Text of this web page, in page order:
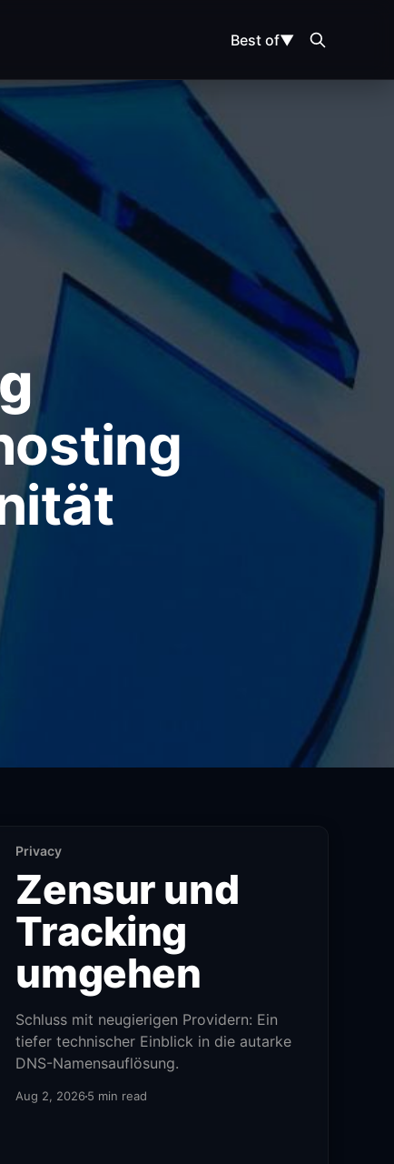
Best of▼
Privacy
Zensur und
Tracking
umgehen
Schluss mit neugierigen Providern: Ein
tiefer technischer Einblick in die autarke
DNS-Namensauflösung.
Aug 2, 20265 min read